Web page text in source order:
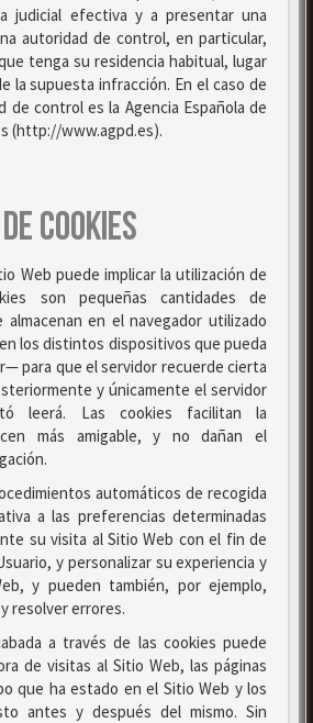
judicial efectiva y a presentar una
autoridad de control, en particular,
tenga su residencia habitual, lugar
la supuesta infracción. En el caso de
de control es la Agencia Española de
(http://www.agpd.es).
COOKIES
Web puede implicar la utilización de
son pequeñas cantidades de
en el navegador utilizado
los distintos dispositivos que pueda
para que el servidor recuerde cierta
y únicamente el servidor
leerá. Las cookies facilitan la
más amigable, y no dañan el
automáticos de recogida
a las preferencias determinadas
su visita al Sitio Web con el fin de
y personalizar su experiencia y
y pueden también, por ejemplo,
resolver errores.
a través de las cookies puede
de visitas al Sitio Web, las páginas
que ha estado en el Sitio Web y los
antes y después del mismo. Sin